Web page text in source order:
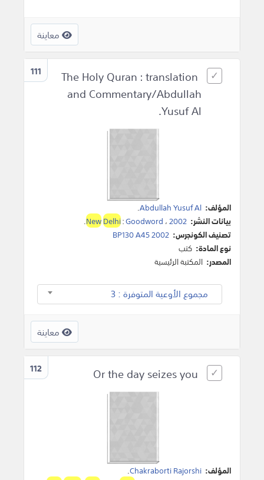
معاينة
111
The Holy Quran : translation
and Commentary/Abdullah
Yusuf Al.
المؤلف: Abdullah Yusuf Al
.
بيانات النشر:
NewDelhi:Goodword ،2002
.
تصنيف الكونجرس: BP130 A45 2002
نوع المادة: كتب
المصدر: المكتبة الرئيسية
مجموع الأوعية المتوفرة : 3
معاينة
112
المؤلف: Chakraborti Rajorshi
.